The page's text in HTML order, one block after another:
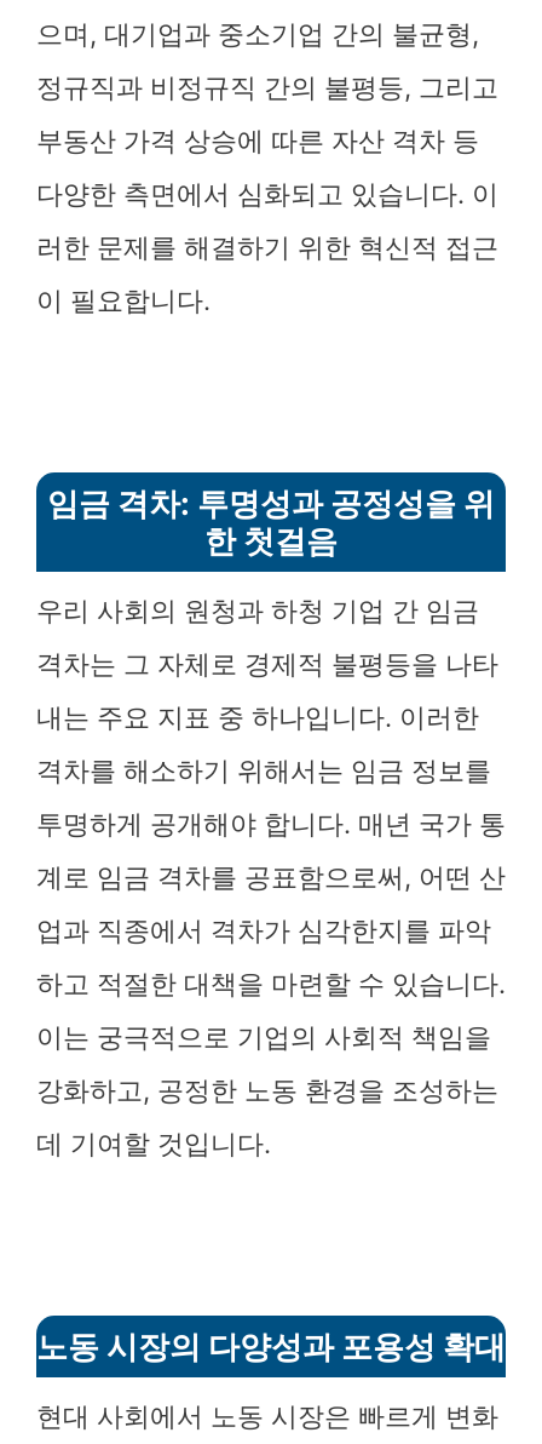
으며, 대기업과 중소기업 간의 불균형,
정규직과 비정규직 간의 불평등, 그리고
부동산 가격 상승에 따른 자산 격차 등
다양한 측면에서 심화되고 있습니다. 이
러한 문제를 해결하기 위한 혁신적 접근
이 필요합니다.
임금 격차: 투명성과 공정성을 위
한 첫걸음
우리 사회의 원청과 하청 기업 간 임금
격차는 그 자체로 경제적 불평등을 나타
내는 주요 지표 중 하나입니다. 이러한
격차를 해소하기 위해서는 임금 정보를
투명하게 공개해야 합니다. 매년 국가 통
계로 임금 격차를 공표함으로써, 어떤 산
업과 직종에서 격차가 심각한지를 파악
하고 적절한 대책을 마련할 수 있습니다.
이는 궁극적으로 기업의 사회적 책임을
강화하고, 공정한 노동 환경을 조성하는
데 기여할 것입니다.
노동 시장의 다양성과 포용성 확대
현대 사회에서 노동 시장은 빠르게 변화